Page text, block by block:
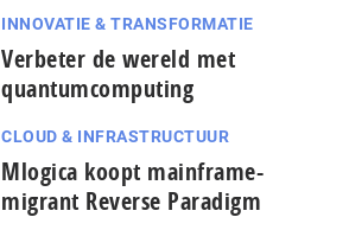
INNOVATIE & TRANSFORMATIE
Verbeter de wereld met
quantumcomputing
CLOUD & INFRASTRUCTUUR
Mlogica koopt mainframe-
migrant Reverse Paradigm